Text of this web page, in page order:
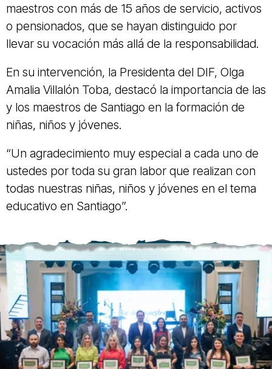
maestros con más de 15 años de servicio, activos
o pensionados, que se hayan distinguido por
llevar su vocación más allá de la responsabilidad.
En su intervención, la Presidenta del DIF, Olga
Amalia Villalón Toba, destacó la importancia de las
y los maestros de Santiago en la formación de
niñas, niños y jóvenes.
“Un agradecimiento muy especial a cada uno de
ustedes por toda su gran labor que realizan con
todas nuestras niñas, niños y jóvenes en el tema
educativo en Santiago”.